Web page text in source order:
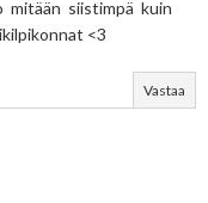
mitään siistimpä kuin
<3
Vastaa